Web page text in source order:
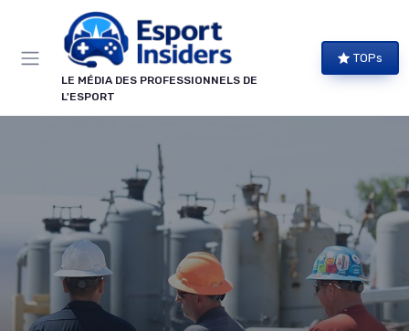
LE MÉDIA DES PROFESSIONNELS DE
L'ESPORT
TOPs
Panneau de gestion des cookies